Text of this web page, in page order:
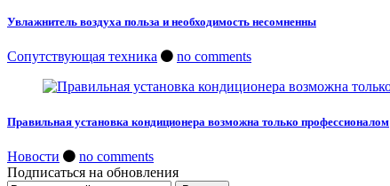
Увлажнитель воздуха польза и необходимость несомненны
Сопутствующая техника no comments
Правильная установка кондиционера возможна только профессионалом
Новости
no comments
Подписаться на обновления